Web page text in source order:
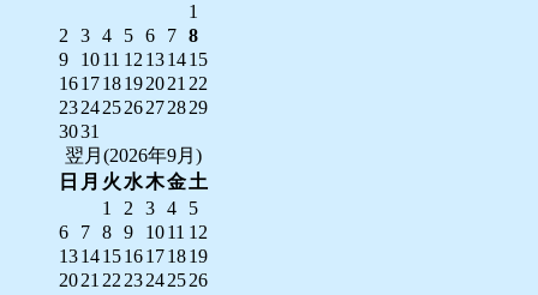
1
2
3 4 5 6 7 8
9
1011 12 131415
161718192021 22
23242526272829
3031
翌月(2026年9月)
日 月 火 水木金土
1
2 3 4
5
6
7 8 9 1011 12
13141516171819
2021 22 23242526